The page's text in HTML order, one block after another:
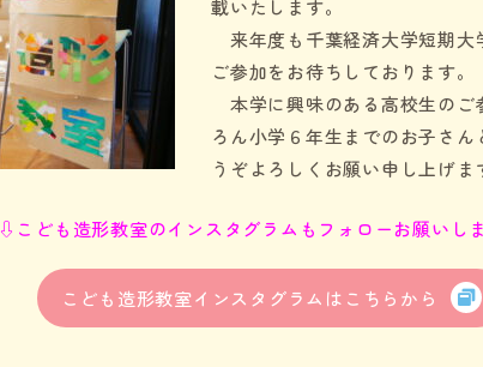
載いたします。
来年度も千葉経済大学短期大
ご参加をお待ちしております。
本学に興味のある高校生のご
ろん小学６年生までのお子さ
うぞよろしくお願い申し上げま
⇩こども造形教室のインスタグラムもフォローお願い
こども造形教室インスタグラムはこちらから